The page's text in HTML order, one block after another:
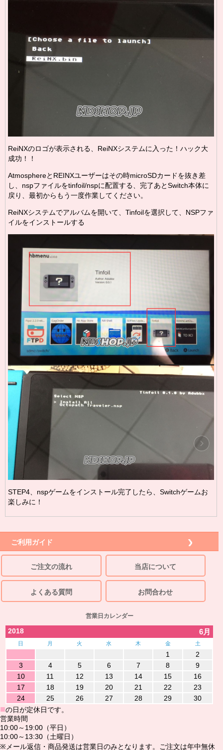
ReiNXのロゴが表示される、ReiNXシステムに入った！ハック大
成功！！
AtmosphereとREINXユーザーはその時microSDカードを抜き差
し、nspファイルをtinfoil/nspに配置する、完了あとSwitch本体に
戻り、最初からもう一度作業してください。
ReiNXシステムでアルバムを開いて、Tinfoilを選択して、NSPファ
イルをインストールする
STEP4、nspゲームをインストール完了したら、Switchゲームお
楽しみに！
ご利用ガイド
ご注文の流れ 当店について
よくある質問 お問合わせ
営業日カレンダー
2018 6月
日 月 火 水 木 金 土
1
2
3
4 5 6 7 8
9
10
11 12 13 14 15
16
17
18 19 20 21 22
23
24
25 26 27 28 29 30
■の日が定休日です。
営業時間
10:00～19:00（平日）
10:00～13:30（土曜日）
※メール返信・商品発送は営業日のみとなります。ご注文は年中無休